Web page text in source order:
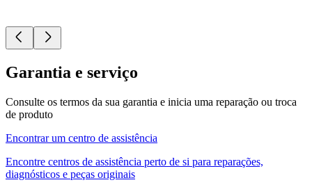
Garantia e serviço
Consulte os termos da sua garantia e inicia uma reparação ou troca
de produto
Encontrar um centro de assistência
Encontre centros de assistência perto de si para reparações,
diagnósticos e peças originais